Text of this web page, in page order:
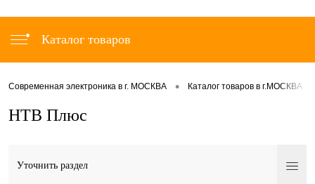
Каталог товаров
Современная электроника в г. МОСКВА • Каталог товаров в г.МОСКВА
НТВ Плюс
Уточнить раздел